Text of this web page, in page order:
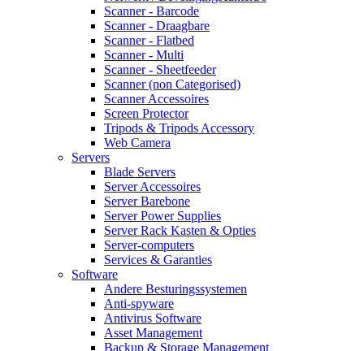
Scanner - Barcode
Scanner - Draagbare
Scanner - Flatbed
Scanner - Multi
Scanner - Sheetfeeder
Scanner (non Categorised)
Scanner Accessoires
Screen Protector
Tripods & Tripods Accessory
Web Camera
Servers
Blade Servers
Server Accessoires
Server Barebone
Server Power Supplies
Server Rack Kasten & Opties
Server-computers
Services & Garanties
Software
Andere Besturingssystemen
Anti-spyware
Antivirus Software
Asset Management
Backup & Storage Management